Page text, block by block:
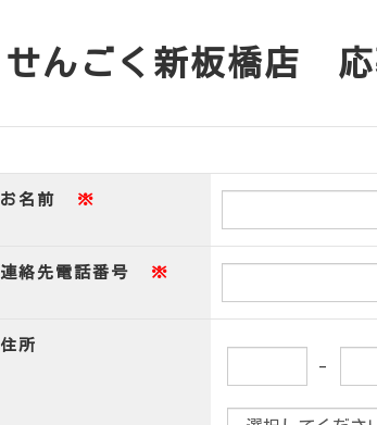
せんごく新板橋店 応
お名前 ※
連絡先電話番号 ※
住所
-